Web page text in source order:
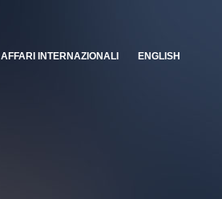
AFFARI INTERNAZIONALI ENGLISH